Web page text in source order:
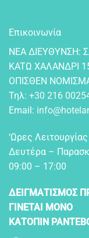
Επικοινωνία
NEA ΔIEYΘYNΣH:
KATΩ XAΛANΔPI
OΠIΣΘEN
Τηλ: +30 216
Email:
‘Ωρες Λειτουργίας
Δευτέρα –
09:00 – 17:00
ΔΕΙΓΜΑΤΙΣΜΟΣ
ΓΙΝΕΤΑΙ ΜΟΝΟ
ΚΑΤΟΠΙΝ